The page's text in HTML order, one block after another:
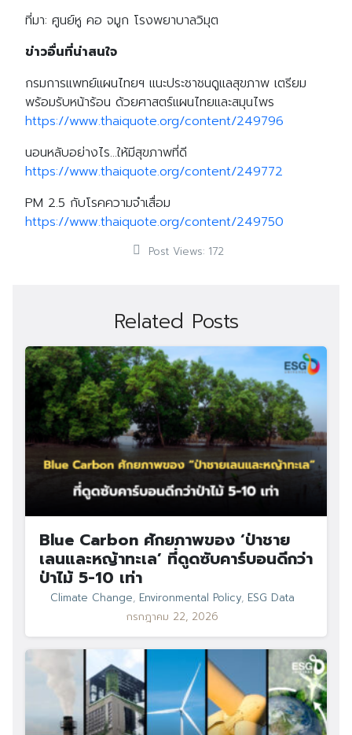
Search
ที่มา: ศูนย์หู คอ จมูก โรงพยาบาลวิมุต
ข่าวอื่นที่น่าสนใจ
กรมการแพทย์แผนไทยฯ แนะประชาชนดูแลสุขภาพ เตรียม
พร้อมรับหน้าร้อน ด้วยศาสตร์แผนไทยและสมุนไพร
https://www.thaiquote.org/content/249796
นอนหลับอย่างไร…ให้มีสุขภาพที่ดี
https://www.thaiquote.org/content/249772
PM 2.5 กับโรคความจำเสื่อม
https://www.thaiquote.org/content/249750
Post Views: 172
Related Posts
Blue Carbon ศักยภาพของ ‘ป่าชาย
เลนและหญ้าทะเล’ ที่ดูดซับคาร์บอนดีกว่า
ป่าไม้ 5-10 เท่า
Climate Change, Environmental Policy, ESG Data
กรกฎาคม 22, 2026